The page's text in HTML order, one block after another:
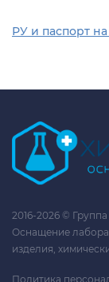
РУ и паспорт
2016-2026 ©
Оснащение
изделия,
Политика